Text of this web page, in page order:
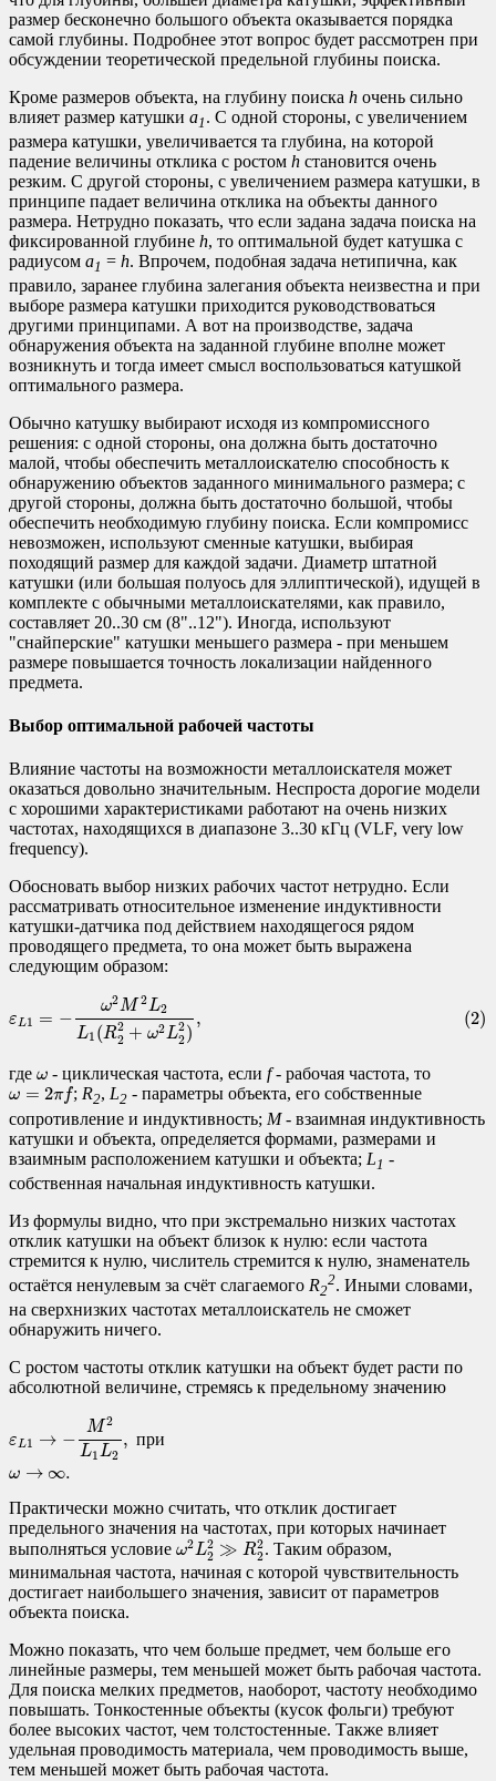
размер бесконечно большого объекта оказывается порядка
самой глубины. Подробнее этот вопрос будет рассмотрен при
обсуждении теоретической предельной глубины поиска.
Кроме размеров объекта, на глубину поиска h очень сильно
влияет размер катушки a1 . С одной стороны, с увеличением
размера катушки, увеличивается та глубина, на которой
падение величины отклика с ростом h становится очень
резким. С другой стороны, с увеличением размера катушки, в
принципе падает величина отклика на объекты данного
размера. Нетрудно показать, что если задана задача поиска на
фиксированной глубине h, то оптимальной будет катушка с
радиусом a1 = h. Впрочем, подобная задача нетипична, как
правило, заранее глубина залегания объекта неизвестна и при
выборе размера катушки приходится руководствоваться
другими принципами. А вот на производстве, задача
обнаружения объекта на заданной глубине вполне может
возникнуть и тогда имеет смысл воспользоваться катушкой
оптимального размера.
Обычно катушку выбирают исходя из компромиссного
решения: с одной стороны, она должна быть достаточно
малой, чтобы обеспечить металлоискателю способность к
обнаружению объектов заданного минимального размера; с
другой стороны, должна быть достаточно большой, чтобы
обеспечить необходимую глубину поиска. Если компромисс
невозможен, используют сменные катушки, выбирая
походящий размер для каждой задачи. Диаметр штатной
катушки (или большая полуось для эллиптической), идущей в
комплекте с обычными металлоискателями, как правило,
составляет 20..30 см (8"..12"). Иногда, используют
"снайперские" катушки меньшего размера - при меньшем
размере повышается точность локализации найденного
предмета.
Выбор оптимальной рабочей частоты
Влияние частоты на возможности металлоискателя может
оказаться довольно значительным. Неспроста дорогие модели
с хорошими характеристиками работают на очень низких
частотах, находящихся в диапазоне 3..30 кГц (VLF, very low
frequency).
Обосновать выбор низких рабочих частот нетрудно. Если
рассматривать относительное изменение индуктивности
катушки-датчика под действием находящегося рядом
проводящего предмета, то она может быть выражена
следующим образом:
εL1 = −
ω2M 2L2
L1 (R2
2 + ω2L2
2)
, (2)
(2)εL1
где ω
ω - циклическая частота, если f- рабочая частота, то
ω = 2πf
ω=2πf ;R2,L2 - параметры объекта, его собственные
сопротивление и индуктивность; M- взаимная индуктивность
катушки и объекта, определяется формами, размерами и
взаимным расположением катушки и объекта; L1 -
собственная начальная индуктивность катушки.
Из формулы видно, что при экстремально низких частотах
отклик катушки на объект близок к нулю: если частота
стремится к нулю, числитель стремится к нулю, знаменатель
остаётся ненулевым за счёт слагаемого R2
2. Иными словами,
на сверхнизких частотах металлоискатель не сможет
обнаружить ничего.
С ростом частоты отклик катушки на объект будет расти по
абсолютной величине, стремясь к предельному значению
εL1 → −
M2
L1L2
, при
ω → ∞.
Практически можно считать, что отклик достигает
предельного значения на частотах, при которых начинает
выполняться условие ω2L2
2 ≫ R2
2
ω2L22≫R22
. Таким образом,
минимальная частота, начиная с которой чувствительность
достигает наибольшего значения, зависит от параметров
объекта поиска.
Можно показать, что чем больше предмет, чем больше его
линейные размеры, тем меньшей может быть рабочая частота.
Для поиска мелких предметов, наоборот, частоту необходимо
повышать. Тонкостенные объекты (кусок фольги) требуют
более высоких частот, чем толстостенные. Также влияет
удельная проводимость материала, чем проводимость выше,
тем меньшей может быть рабочая частота.